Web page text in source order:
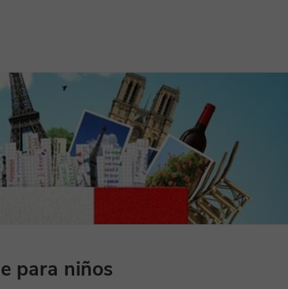
para niños